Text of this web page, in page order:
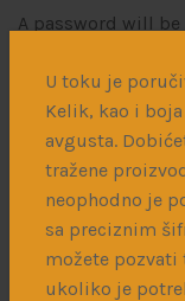
U toku je
Kelik, kao i
avgusta.
tražene
neophodno je
sa preciznim
možete pozvati
ukoliko je
A password will
Your personal
experience
your account, and
privacy policy.